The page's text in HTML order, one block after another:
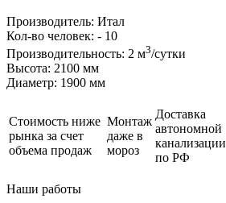
Производитель: Итал
Кол-во человек: - 10
Производительность: 2 м3/сутки
Высота: 2100 мм
Диаметр: 1900 мм
Стоимость ниже
рынка за счет
объема продаж
Монтаж
даже в
мороз
Доставка
автономной
канализации
по РФ
Наши работы